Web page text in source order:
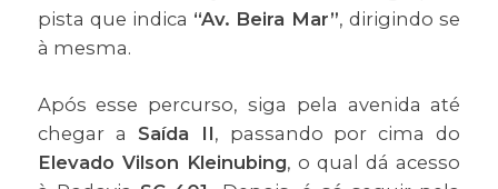
pista que indica “Av. Beira Mar”, dirigindo se
à mesma.
Após esse percurso, siga pela avenida até
chegar a Saída II, passando por cima do
Elevado Vilson Kleinubing, o qual dá acesso